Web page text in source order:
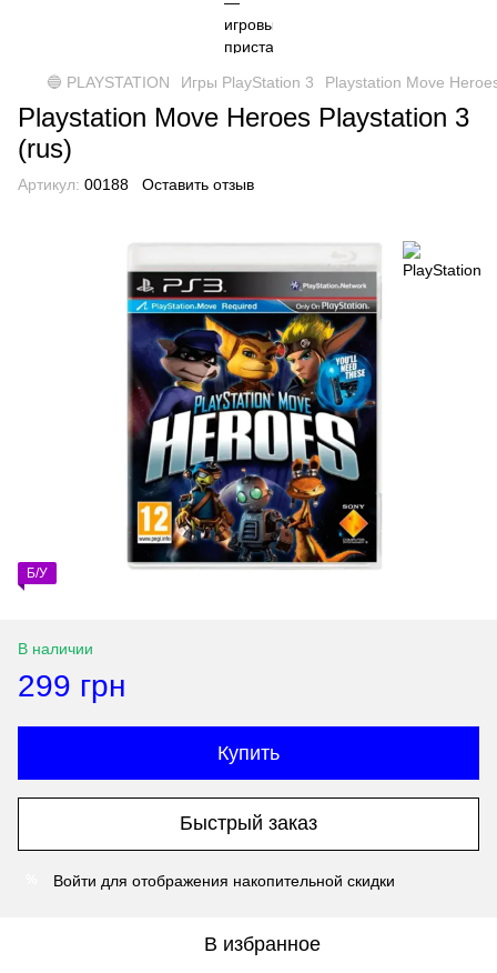
🔵 PLAYSTATION Игры PlayStation 3 Playstation Move
Playstation Move Heroes Playstation 3
(rus)
Артикул: 00188 Оставить отзыв
Б/У
В наличии
299 грн
Купить
Быстрый заказ
Войти для отображения накопительной скидки
В избранное